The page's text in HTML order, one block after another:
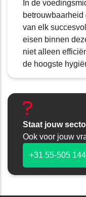
In de
van elk
eisen binnen
niet alleen
de hoogste
Staat jouw
Ook voor jouw
+31 55-505